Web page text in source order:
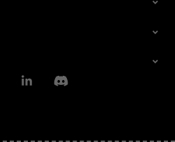
LinkedinDiscord